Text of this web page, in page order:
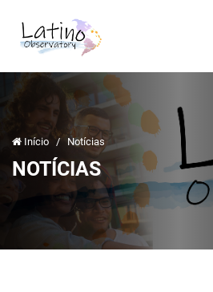
Início / Notícias
NOTÍCIAS